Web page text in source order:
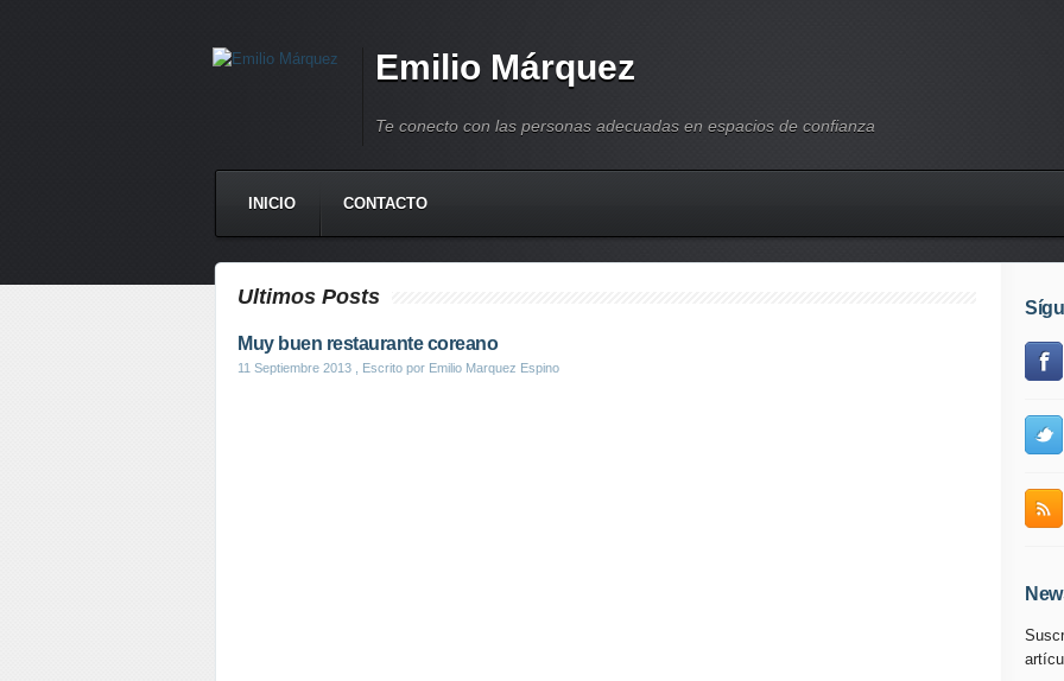
Emilio Márquez
Te conecto con las personas adecuadas en espacios de confianza
INICIO CONTACTO
Ultimos Posts
Muy buen restaurante coreano
11 Septiembre 2013 , Escrito por Emilio Marquez Espino